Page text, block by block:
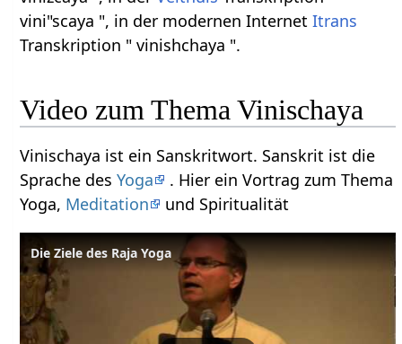
vini"scaya ", in der modernen InternetItrans
Transkription " vinishchaya ".
Video zum Thema Vinischaya
Vinischaya ist ein Sanskritwort. Sanskrit ist die
Sprache desYoga
. Hier ein Vortrag zum Thema
Yoga, Meditation und Spiritualität
Die Ziele des Raja Yoga